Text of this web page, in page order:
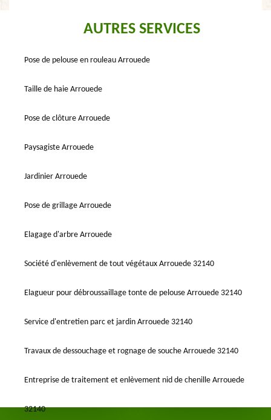
AUTRES SERVICES
Pose de pelouse en rouleau Arrouede
Taille de haie Arrouede
Pose de clôture Arrouede
Paysagiste Arrouede
Jardinier Arrouede
Pose de grillage Arrouede
Elagage d'arbre Arrouede
Société d'enlèvement de tout végétaux Arrouede 32140
Elagueur pour débroussaillage tonte de pelouse Arrouede 32140
Service d'entretien parc et jardin Arrouede 32140
Travaux de dessouchage et rognage de souche Arrouede 32140
Entreprise de traitement et enlèvement nid de chenille Arrouede
32140